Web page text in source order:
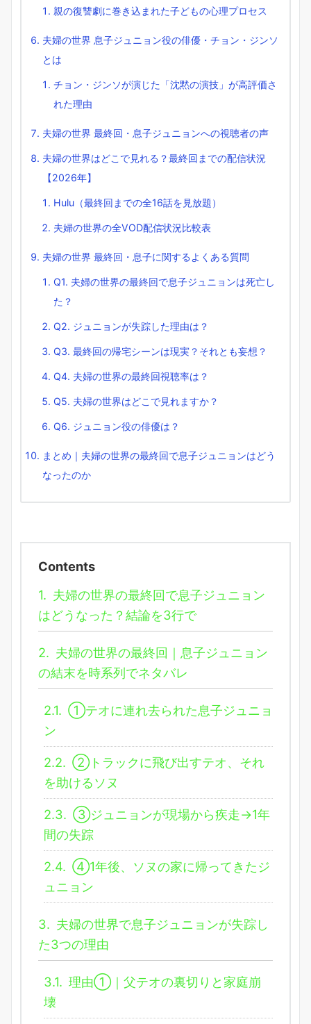
親の復讐劇に巻き込まれた子どもの心理プロセス
夫婦の世界 息子ジュニョン役の俳優・チョン・ジンソ
とは
チョン・ジンソが演じた「沈黙の演技」が高評価さ
れた理由
夫婦の世界 最終回・息子ジュニョンへの視聴者の声
夫婦の世界はどこで見れる？最終回までの配信状況
【2026年】
Hulu（最終回までの全16話を見放題）
夫婦の世界の全VOD配信状況比較表
夫婦の世界 最終回・息子に関するよくある質問
Q1. 夫婦の世界の最終回で息子ジュニョンは死亡し
た？
Q2. ジュニョンが失踪した理由は？
Q3. 最終回の帰宅シーンは現実？それとも妄想？
Q4. 夫婦の世界の最終回視聴率は？
Q5. 夫婦の世界はどこで見れますか？
Q6. ジュニョン役の俳優は？
まとめ｜夫婦の世界の最終回で息子ジュニョンはどう
なったのか
Contents
1. 夫婦の世界の最終回で息子ジュニョン
はどうなった？結論を3行で
2. 夫婦の世界の最終回｜息子ジュニョン
の結末を時系列でネタバレ
2.1. ①テオに連れ去られた息子ジュニョ
ン
2.2. ②トラックに飛び出すテオ、それ
を助けるソヌ
2.3. ③ジュニョンが現場から疾走→1年
間の失踪
2.4. ④1年後、ソヌの家に帰ってきたジ
ュニョン
3. 夫婦の世界で息子ジュニョンが失踪し
た3つの理由
3.1. 理由①｜父テオの裏切りと家庭崩
壊